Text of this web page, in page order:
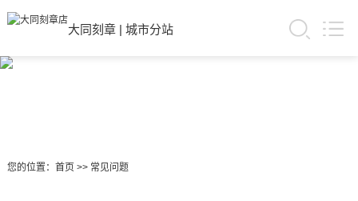
大同刻章| 城市分站
您的位置： 首页 >> 常见问题